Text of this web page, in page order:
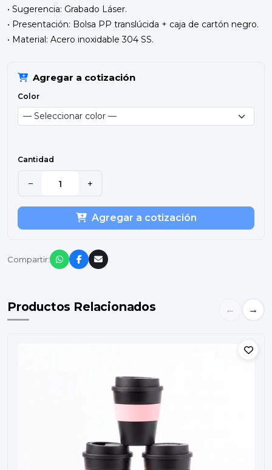
• Sugerencia: Grabado Láser.
• Presentación: Bolsa PP translúcida + caja de cartón negro.
• Material: Acero inoxidable 304 SS.
Agregar a cotización
Color
Cantidad
− +
Agregar a cotización
Compartir:
Productos Relacionados ← →